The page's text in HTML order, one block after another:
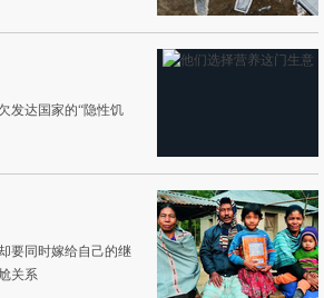
发达国家的“隐性饥
要同时嫁给自己的继
关系